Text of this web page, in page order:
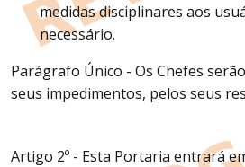
medidas disciplinares aos
necessário.
Parágrafo Único - Os Chefes
seus impedimentos, pelos seus
Artigo 2º - Esta Portaria entrará